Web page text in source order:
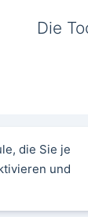
Die
die Sie je
und